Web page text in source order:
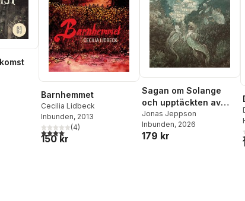
Barnhemmet
Cecilia Lidbeck
Inbunden, 2013
4,0utav 5 stjärnor. Totalt antal röster:
(4)
150 kr
Sagan om Solange
och upptäckten av
Atlantis
Jonas Jeppson
Inbunden, 2026
179 kr